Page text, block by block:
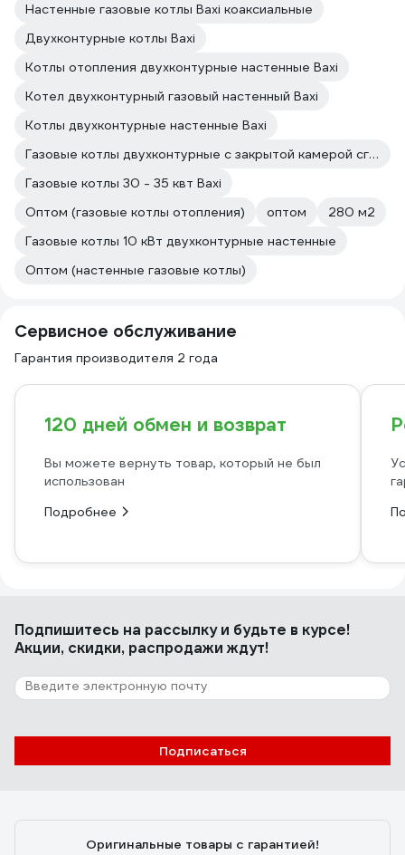
Настенные газовые котлы Baxi коаксиальные
Двухконтурные котлы Baxi
Котлы отопления двухконтурные настенные Baxi
Котел двухконтурный газовый настенный Baxi
Котлы двухконтурные настенные Baxi
Газовые котлы двухконтурные с закрытой камерой сгорания Baxi
Газовые котлы 30 - 35 квт Baxi
Оптом (газовые котлы отопления)
оптом
280 м2
Газовые котлы 10 кВт двухконтурные настенные
Оптом (настенные газовые котлы)
Сервисное обслуживание
Гарантия производителя 2 года
120 дней обмен и возврат
Вы можете вернуть товар, который не был
использован
Подробнее
Подпишитесь на рассылкуи будьте в курсе!
Акции, скидки, распродажи ждут!
Подписаться
Оригинальные товары с гарантией!